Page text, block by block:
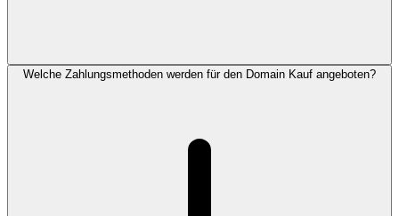
Welche Zahlungsmethoden werden für den Domain Kauf angeboten?